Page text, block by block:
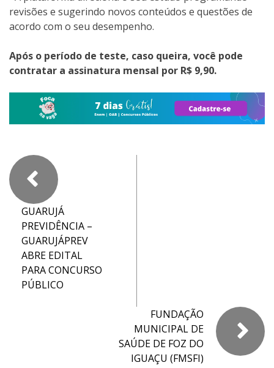
revisões e sugerindo novos conteúdos e questões de
acordo com o seu desempenho.
Após o período de teste, caso queira, você pode
contratar a assinatura mensal por R$ 9,90.
GUARUJÁ
PREVIDÊNCIA –
GUARUJÁPREV
ABRE EDITAL
PARA CONCURSO
PÚBLICO
FUNDAÇÃO
MUNICIPAL DE
SAÚDE DE FOZ DO
IGUAÇU (FMSFI)